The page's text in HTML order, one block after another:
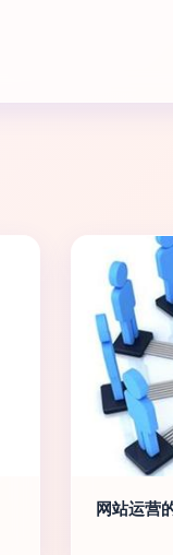
网站运营